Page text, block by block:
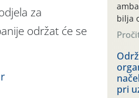
za
održat će se
bilja
nisu
(npr.
pri